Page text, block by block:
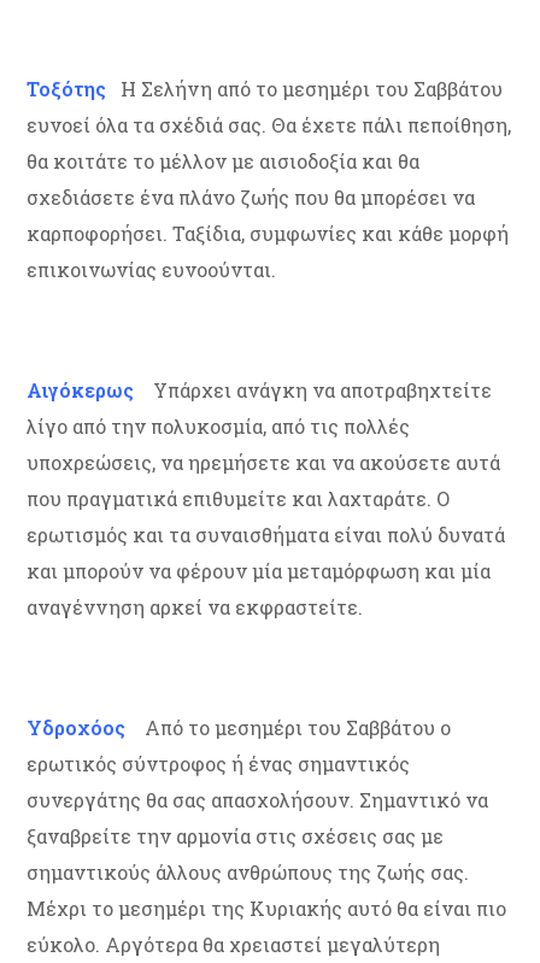
Τοξότης Η Σελήνη από το μεσημέρι του Σαββάτου
ευνοεί όλα τα σχέδιά σας. Θα έχετε πάλι πεποίθηση,
θα κοιτάτε το μέλλον με αισιοδοξία και θα
σχεδιάσετε ένα πλάνο ζωής που θα μπορέσει να
καρποφορήσει. Ταξίδια, συμφωνίες και κάθε μορφή
επικοινωνίας ευνοούνται.
Αιγόκερως
Υπάρχει ανάγκη να αποτραβηχτείτε
λίγο από την πολυκοσμία, από τις πολλές
υποχρεώσεις, να ηρεμήσετε και να ακούσετε αυτά
που πραγματικά επιθυμείτε και λαχταράτε. Ο
ερωτισμός και τα συναισθήματα είναι πολύ δυνατά
και μπορούν να φέρουν μία μεταμόρφωση και μία
αναγέννηση αρκεί να εκφραστείτε.
Υδροχόος
Από το μεσημέρι του Σαββάτου ο
ερωτικός σύντροφος ή ένας σημαντικός
συνεργάτης θα σας απασχολήσουν. Σημαντικό να
ξαναβρείτε την αρμονία στις σχέσεις σας με
σημαντικούς άλλους ανθρώπους της ζωής σας.
Μέχρι το μεσημέρι της Κυριακής αυτό θα είναι πιο
εύκολο. Αργότερα θα χρειαστεί μεγαλύτερη